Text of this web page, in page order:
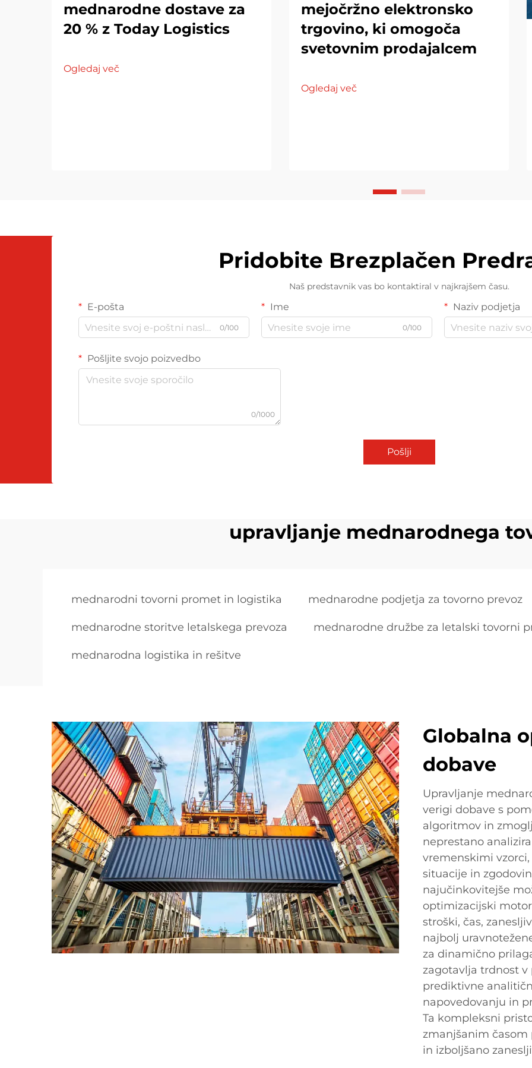
mednarodne dostave za
20 % z Today Logistics
Ogledaj več
mejočržno elektronsko
trgovino, ki omogoča
svetovnim prodajalcem
Ogledaj več
Pridobite Brezplačen
Naš predstavnik vas bo kontaktiral v najkrajšem času.
E-pošta
0/100
Ime
0/100
Naziv podjetja
Pošljite svojo poizvedbo
0/1000
Pošlji
upravljanje mednarodnega
mednarodni tovorni promet in logistika mednarodne podjetja za tovorno prevoz
mednarodne storitve letalskega prevoza mednarodne družbe za letalski tovorni
mednarodna logistika in rešitve
Globalna
dobave
Upravljanje
verigi dobave s
algoritmov in
neprestano
vremenskimi
situacije in
najučinkovitejše
optimizacijski
stroški, čas,
najbolj
za dinamično
zagotavlja trdnost
prediktivne
napovedovanju in
Ta kompleksni
zmanjšanim časom
in izboljšano